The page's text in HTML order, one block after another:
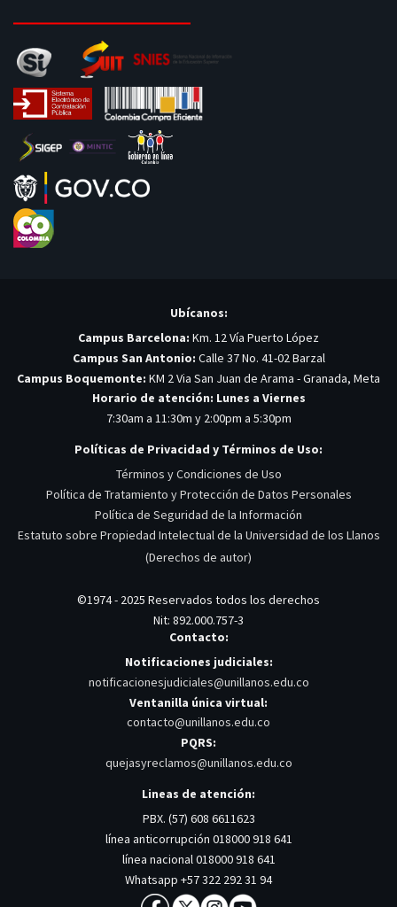
Ubícanos:
Campus Barcelona: Km. 12 Vía Puerto López
Campus San Antonio: Calle 37 No. 41-02 Barzal
Campus Boquemonte: KM 2 Via San Juan de Arama - Granada, Meta
Horario de atención: Lunes a Viernes
7:30am a 11:30m y 2:00pm a 5:30pm
Políticas de Privacidad y Términos de Uso:
Términos y Condiciones de Uso
Política de Tratamiento y Protección de Datos Personales
Política de Seguridad de la Información
Estatuto sobre Propiedad Intelectual de la Universidad de los Llanos
(Derechos de autor)
©1974 - 2025 Reservados todos los derechos
Nit: 892.000.757-3
Contacto:
Notificaciones judiciales:
notificacionesjudiciales@unillanos.edu.co
Ventanilla única virtual:
contacto@unillanos.edu.co
PQRS:
quejasyreclamos@unillanos.edu.co
Lineas de atención:
PBX. (57) 608 6611623
línea anticorrupción 018000 918 641
línea nacional 018000 918 641
Whatsapp +57 322 292 31 94